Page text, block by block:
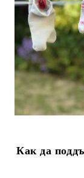
Как да